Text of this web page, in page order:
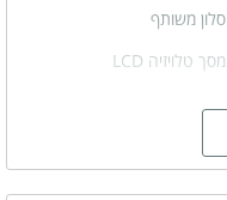
סלון משותף
מסך טלויזיה LCD